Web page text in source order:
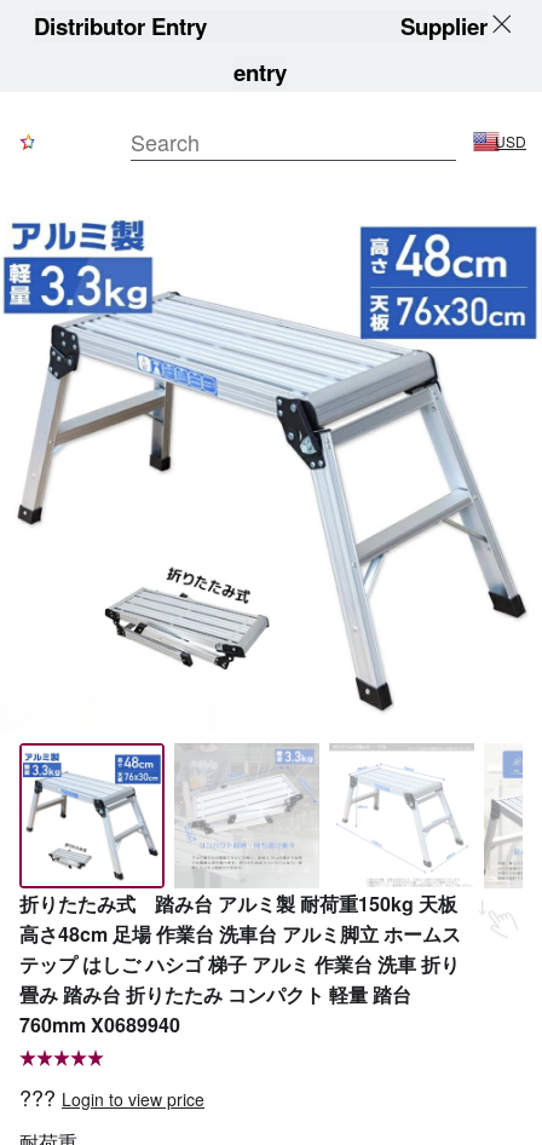
Distributor Entry
Supplier
entry
USD
折りたたみ式 踏み台 アルミ製 耐荷重150kg 天板
高さ48cm 足場 作業台 洗車台 アルミ脚立 ホームス
テップ はしご ハシゴ 梯子 アルミ 作業台 洗車 折り
畳み 踏み台 折りたたみ コンパクト 軽量 踏台
760mm X0689940
??? Login to view price